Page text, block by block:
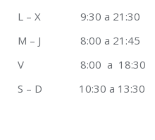
L – X 9:30 a 21:30
M – J 8:00 a 21:45
V 8:00 a 18:30
S – D 10:30 a 13:30